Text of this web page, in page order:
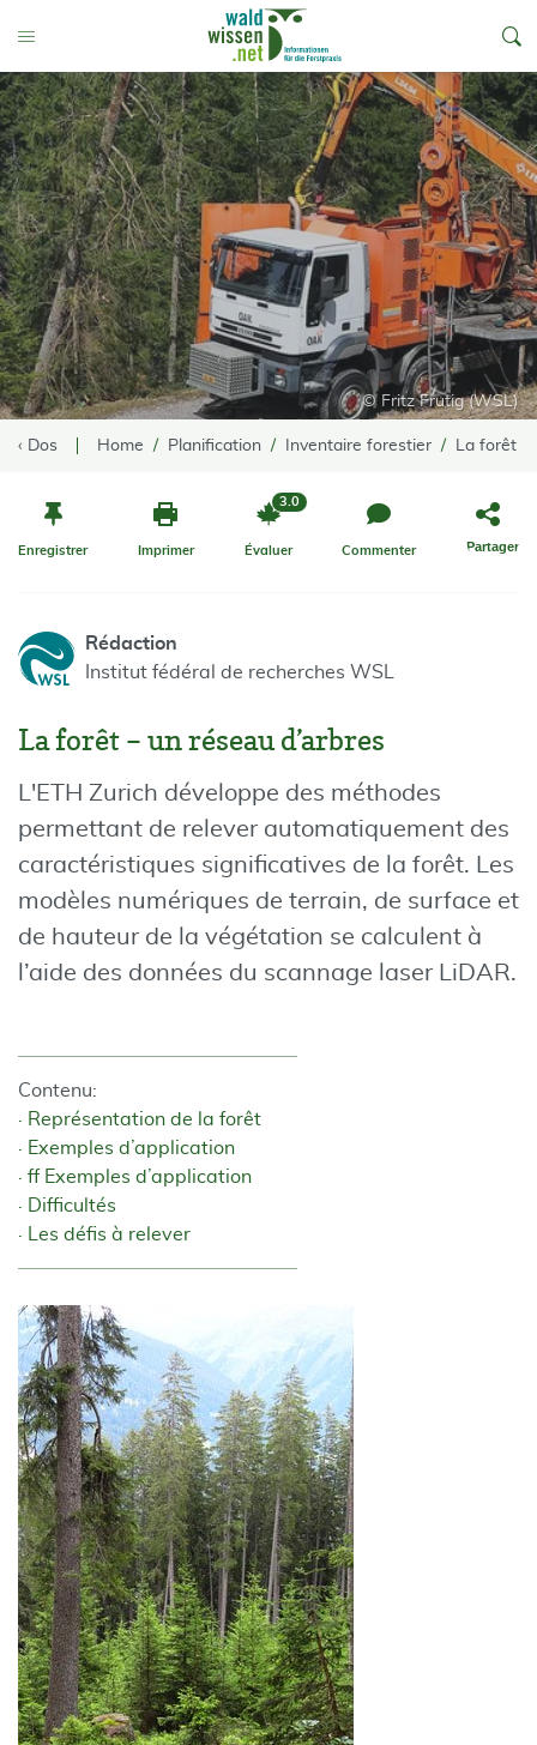
Toggle Menu
© Fritz Frutig (WSL)
‹ Dos Home Planification Inventaire forestier La forêt –
Enregistrer Imprimer Évaluer
3.0
Commenter Partager
Rédaction
Institut fédéral de recherches WSL
La forêt – un réseau d’arbres
L'ETH Zurich développe des méthodes
permettant de relever automatiquement des
caractéristiques significatives de la forêt. Les
modèles numériques de terrain, de surface et
de hauteur de la végétation se calculent à
l’aide des données du scannage laser LiDAR.
Contenu:
Représentation de la forêt
Exemples d’application
ff Exemples d’application
Difficultés
Les défis à relever